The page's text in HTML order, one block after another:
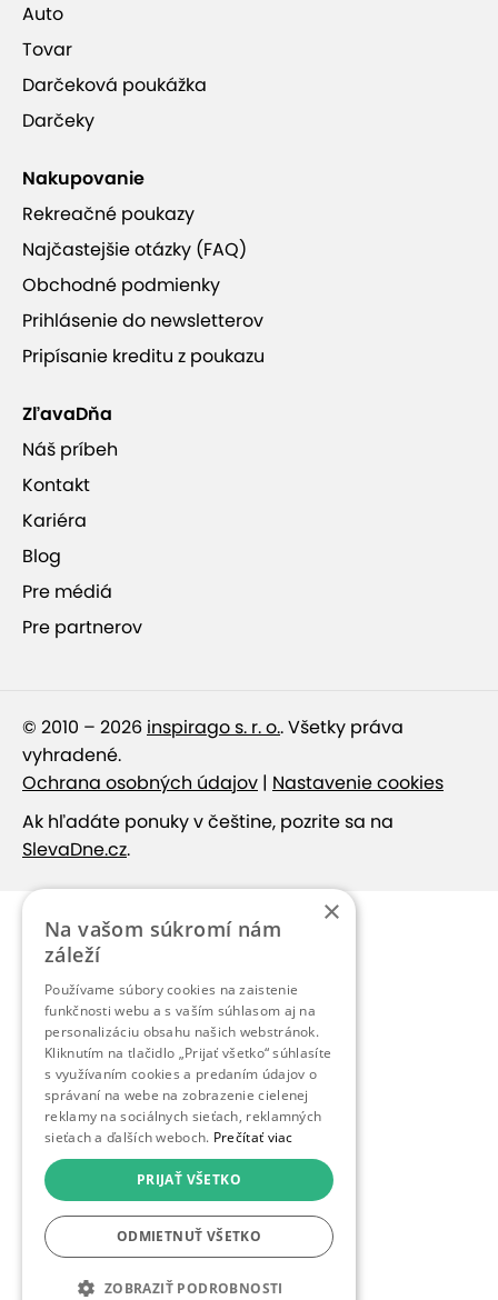
Auto
Tovar
Darčeková poukážka
Darčeky
Nakupovanie
Rekreačné poukazy
Najčastejšie otázky (FAQ)
Obchodné podmienky
Prihlásenie do newsletterov
Pripísanie kreditu z poukazu
ZľavaDňa
Náš príbeh
Kontakt
Kariéra
Blog
Pre médiá
Pre partnerov
© 2010 – 2026 inspirago s. r. o.. Všetky práva
vyhradené.
Ochrana osobných údajov | Nastavenie cookies
Ak hľadáte ponuky v češtine, pozrite sa na
SlevaDne.cz.
×
Na vašom súkromí nám
záleží
Používame súbory cookies na zaistenie
funkčnosti webu a s vaším súhlasom aj na
personalizáciu obsahu našich webstránok.
Kliknutím na tlačidlo „Prijať všetko“ súhlasíte
s využívaním cookies a predaním údajov o
správaní na webe na zobrazenie cielenej
reklamy na sociálnych sieťach, reklamných
sieťach a ďalších weboch. Prečítať viac
PRIJAŤ VŠETKO
ODMIETNUŤ VŠETKO
ZOBRAZIŤ PODROBNOSTI